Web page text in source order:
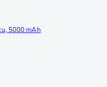
5000 mAh